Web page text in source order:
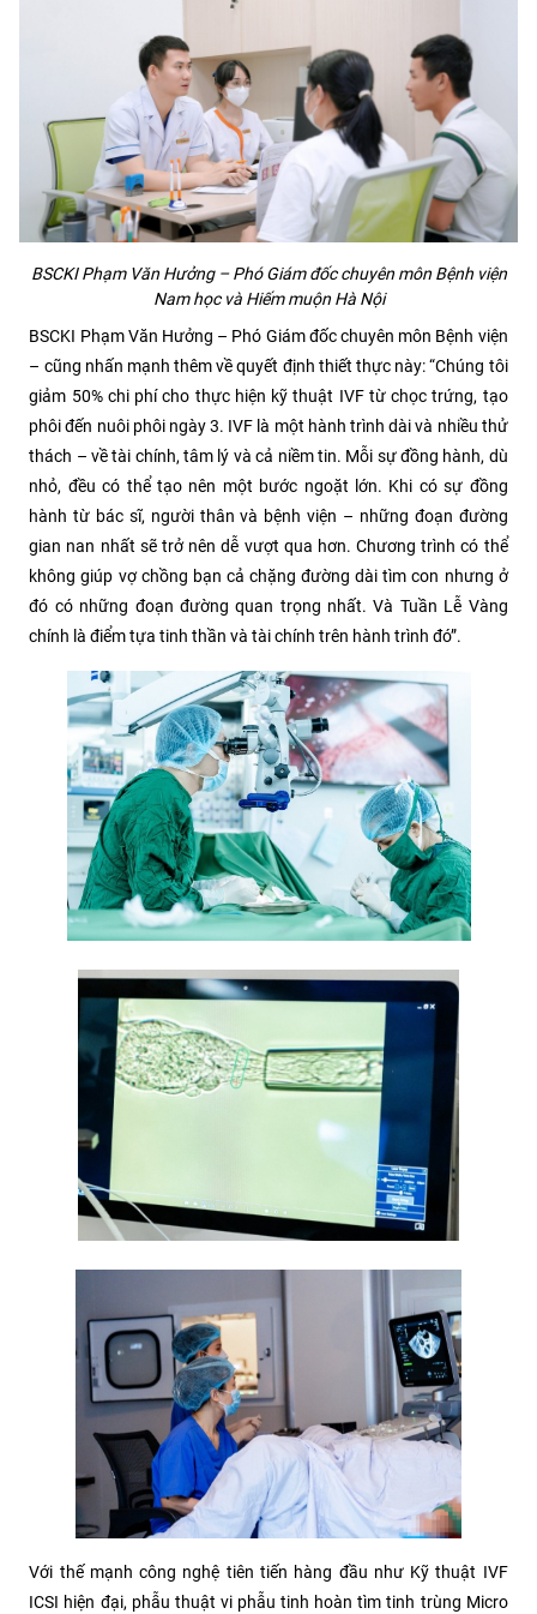
BSCKI Phạm Văn Hưởng – Phó Giám đốc chuyên môn Bệnh viện
Nam học và Hiếm muộn Hà Nội
BSCKI Phạm Văn Hưởng – Phó Giám đốc chuyên môn Bệnh viện
– cũng nhấn mạnh thêm về quyết định thiết thực này: “Chúng tôi
giảm 50% chi phí cho thực hiện kỹ thuật IVF từ chọc trứng, tạo
phôi đến nuôi phôi ngày 3. IVF là một hành trình dài và nhiều thử
thách – về tài chính, tâm lý và cả niềm tin. Mỗi sự đồng hành, dù
nhỏ, đều có thể tạo nên một bước ngoặt lớn. Khi có sự đồng
hành từ bác sĩ, người thân và bệnh viện – những đoạn đường
gian nan nhất sẽ trở nên dễ vượt qua hơn. Chương trình có thể
không giúp vợ chồng bạn cả chặng đường dài tìm con nhưng ở
đó có những đoạn đường quan trọng nhất. Và Tuần Lễ Vàng
chính là điểm tựa tinh thần và tài chính trên hành trình đó”.
Với thế mạnh công nghệ tiên tiến hàng đầu như Kỹ thuật IVF
ICSI hiện đại, phẫu thuật vi phẫu tinh hoàn tìm tinh trùng Micro